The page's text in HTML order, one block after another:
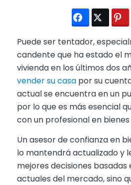
Puede ser tentador,
candente que ha estado el
vivienda en los últimos dos
vender su casapor su
actual se encuentra en un
por lo que es más esencial
con un profesional en
Un asesor de confianza en
lo mantendrá actualizado y
mejores decisiones basadas
actuales del mercado, sino